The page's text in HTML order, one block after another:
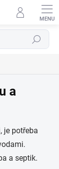
Hledat
a
je potřeba
a septik.